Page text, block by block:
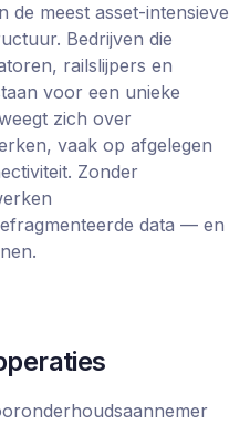
de meest asset-intensieve
Bedrijven die
railslijpers en
voor een unieke
zich over
vaak op afgelegen
Zonder
data — en